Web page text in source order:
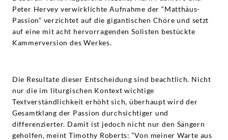
Peter Hervey verwirklichte Aufnahme der “Matthäus-
Passion” verzichtet auf die gigantischen Chöre und setzt
auf eine mit acht hervorragenden Solisten bestückte
Kammerversion des Werkes.
Die Resultate dieser Entscheidung sind beachtlich. Nicht
nur die im liturgischen Kontext wichtige
Textverständlichkeit erhöht sich, überhaupt wird der
Gesamtklang der Passion durchsichtiger und
differenzierter. Damit ist jedoch nicht nur den Sängern
geholfen, meint Timothy Roberts: “Von meiner Warte aus